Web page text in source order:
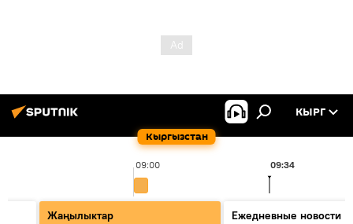
Кыргызстан
КЫРГ
09:00 09:34
Жаңылыктар
Ежедневные новости